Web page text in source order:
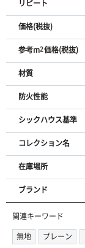
リピート
価格(税抜)
参考m2価格(税抜)
材質
防火性能
シックハウス基準
コレクション名
在庫場所
ブランド
関連キーワード
無地
プレーン